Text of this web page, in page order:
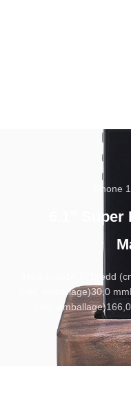
iPhone
6.1”
Bredd
(inkl. emballage)30,0 mm
(inkl. emballage)